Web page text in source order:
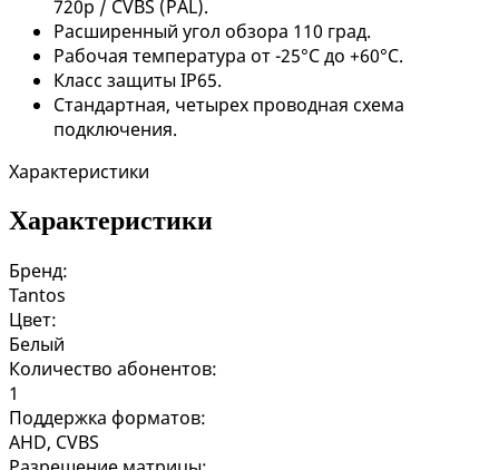
720p / CVBS (PAL).
Расширенный угол обзора 110 град.
Рабочая температура от -25°C до +60°C.
Класс защиты IP65.
Стандартная, четырех проводная схема
подключения.
Характеристики
Характеристики
Бренд:
Tantos
Цвет:
Белый
Количество абонентов:
1
Поддержка форматов:
AHD, CVBS